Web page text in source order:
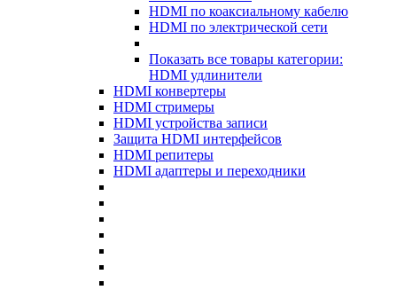
HDMI по коаксиальному кабелю
HDMI по электрической сети
Показать все товары категории:
HDMI удлинители
HDMI конвертеры
HDMI стримеры
HDMI устройства записи
Защита HDMI интерфейсов
HDMI репитеры
HDMI адаптеры и переходники